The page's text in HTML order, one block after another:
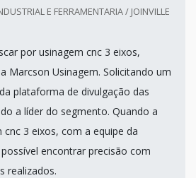
E FERRAMENTARIA / JOINVILLE
por usinagem cnc 3 eixos,
Marcson Usinagem. Solicitando um
plataforma de divulgação das
a líder do segmento. Quando a
cnc 3 eixos, com a equipe da
encontrar precisão com
realizados.